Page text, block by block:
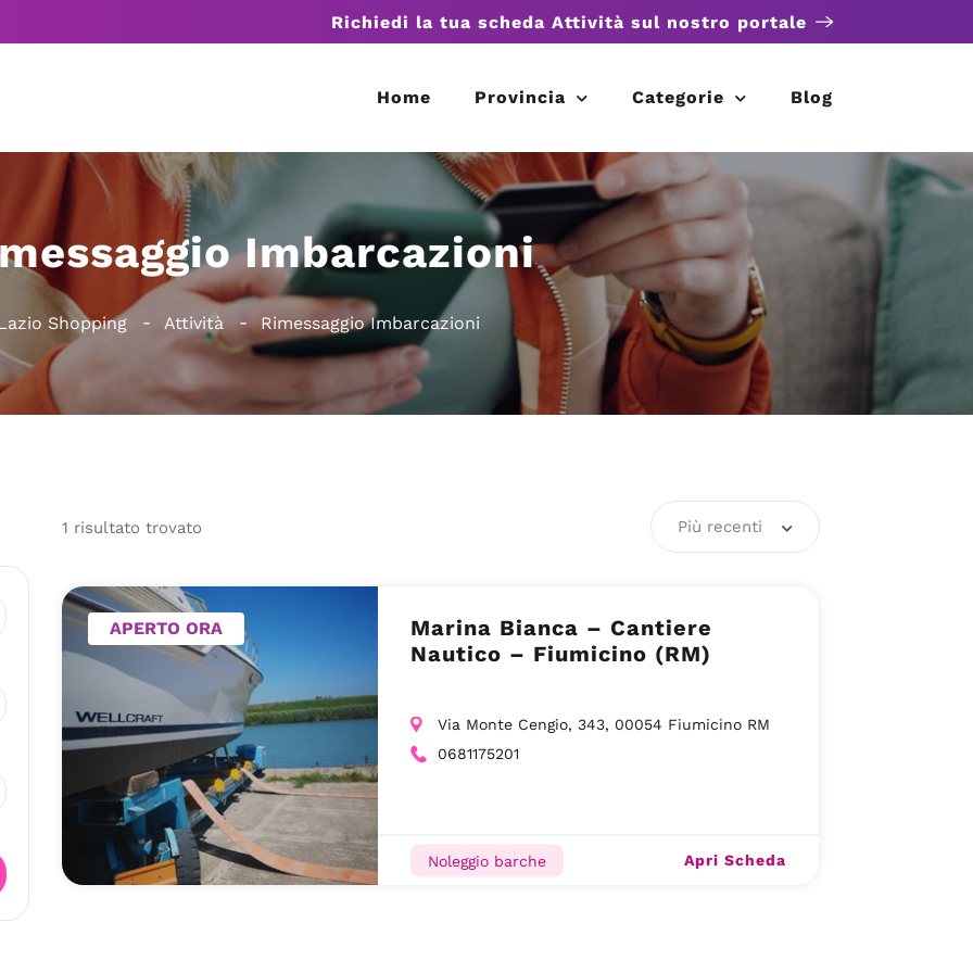
Richiedi la tua scheda Attività sul nostro portale
Home Provincia Categorie Blog
Imbarcazioni
Shopping Attività Rimessaggio Imbarcazioni
1 risultato trovato Più recenti
APERTO ORA
Marina Bianca – Cantiere
Nautico – Fiumicino (RM)
Via Monte Cengio, 343, 00054 Fiumicino RM
0681175201
Noleggio barche Apri Scheda